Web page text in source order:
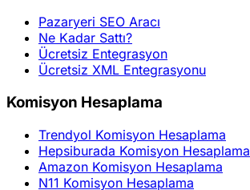
Pazaryeri SEO Aracı
Ne Kadar Sattı?
Ücretsiz Entegrasyon
Ücretsiz XML Entegrasyonu
Komisyon Hesaplama
Trendyol Komisyon Hesaplama
Hepsiburada Komisyon Hesaplama
Amazon Komisyon Hesaplama
N11 Komisyon Hesaplama